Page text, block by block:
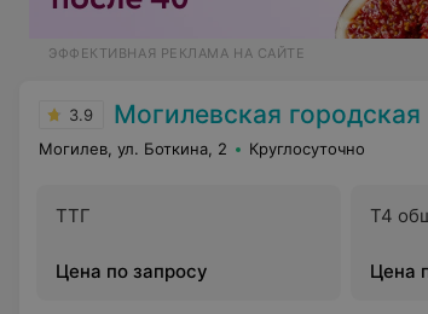
ЭФФЕКТИВНАЯ РЕКЛАМА НА САЙТЕ
3.9 Могилевская городская больница
Могилев, ул. Боткина, 2 Круглосуточно
ТТГ
Цена по запросу
Т4
Цена